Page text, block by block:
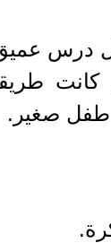
درس عميق
طفل صغير.